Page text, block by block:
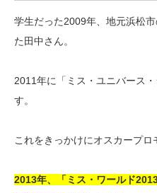
学生だった2009年、地元浜松
た田中さん。
2011年に「ミス・ユニバース
す。
これをきっかけにオスカープロ
2013年、「ミス・ワールド